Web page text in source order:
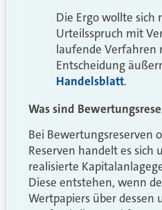
Die Ergo wollte sich
Urteilsspruch mit
laufende Verfahren
Entscheidung
Handelsblatt.
Was sind
Bei Bewertungsreserven
Reserven handelt es sich
realisierte
Diese entstehen, wenn
Wertpapiers über dessen